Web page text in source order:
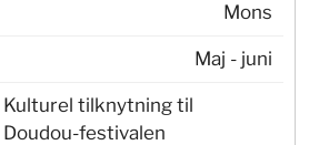
Mons
Maj - juni
Kulturel tilknytning til
Doudou-festivalen